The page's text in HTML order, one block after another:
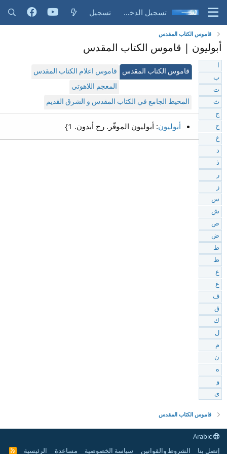
تسجيل الدخول تسجيل
قاموس الكتاب المقدس
أبوليون | قاموس الكتاب المقدس
قاموس الكتاب المقدس
قاموس اعلام الكتاب المقدس
المعجم اللاهوتي
المحيط الجامع في الكتاب المقدس و الشرق القديم
أبوليون: أبوليون الموقّر. رج أبدون. 1}
ب
ت
ث
ج
ح
خ
د
ذ
ر
ز
س
ش
ص
ض
ط
ظ
ع
غ
ف
ق
ك
ل
م
ن
ه
و
ي
قاموس الكتاب المقدس
إتصل بنا
الشروط والقوانين سياسة الخصوصية مساعدة الرئيسية
R